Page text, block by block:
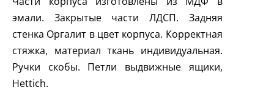
эмали. Закрытые части ЛДСП. Задняя
стенка Оргалит в цвет корпуса. Корректная
стяжка, материал ткань индивидуальная.
Ручки скобы. Петли выдвижные ящики,
Hettich.